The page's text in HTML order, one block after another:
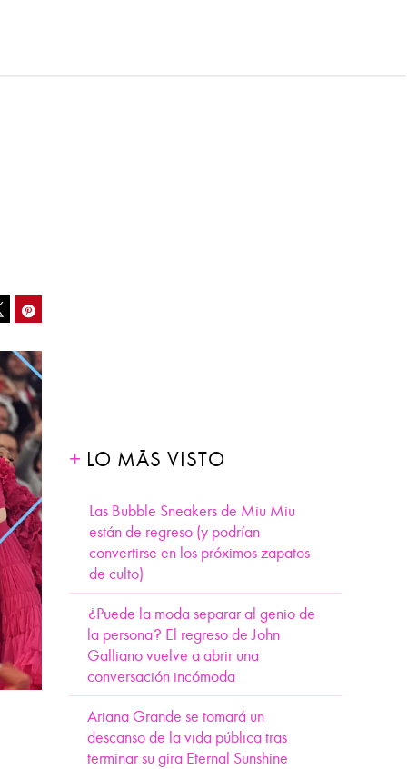
LO MÁS VISTO
Las Bubble Sneakers de Miu Miu
están de regreso (y podrían
convertirse en los próximos zapatos
de culto)
¿Puede la moda separar al genio de
la persona? El regreso de John
Galliano vuelve a abrir una
conversación incómoda
Ariana Grande se tomará un
descanso de la vida pública tras
terminar su gira Eternal Sunshine